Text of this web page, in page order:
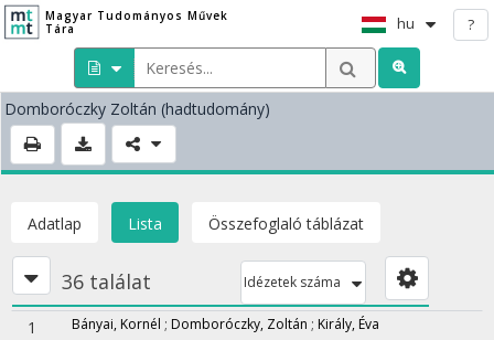
Magyar Tudományos Művek
Tára
hu ?
Domboróczky Zoltán (hadtudomány)
Adatlap Lista Összefoglaló táblázat
36 találat Idézetek száma
1 Bányai, Kornél ; Domboróczky, Zoltán ; Király, Éva